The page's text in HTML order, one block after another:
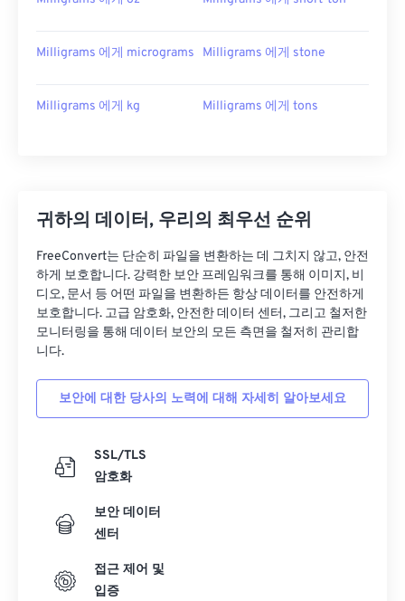
Milligrams 에게 micrograms Milligrams 에게 stone
Milligrams 에게 kg Milligrams 에게 tons
귀하의 데이터, 우리의 최우선 순위
FreeConvert는 단순히 파일을 변환하는 데 그치지 않고, 안전
하게 보호합니다. 강력한 보안 프레임워크를 통해 이미지, 비
디오, 문서 등 어떤 파일을 변환하든 항상 데이터를 안전하게
보호합니다. 고급 암호화, 안전한 데이터 센터, 그리고 철저한
모니터링을 통해 데이터 보안의 모든 측면을 철저히 관리합
니다.
보안에 대한 당사의 노력에 대해 자세히 알아보세요
SSL/TLS
암호화
보안 데이터
센터
접근 제어 및
입증